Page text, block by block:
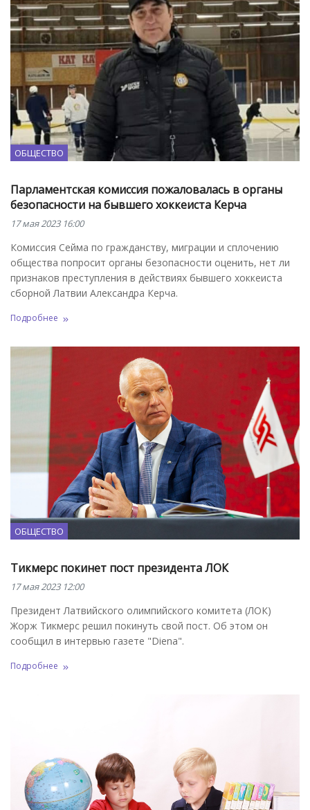
ОБЩЕСТВО
Парламентская комиссия пожаловалась в органы
безопасности на бывшего хоккеиста Керча
17 мая 2023 16:00
Комиссия Сейма по гражданству, миграции и сплочению
общества попросит органы безопасности оценить, нет ли
признаков преступления в действиях бывшего хоккеиста
сборной Латвии Александра Керча.
Подробнее
ОБЩЕСТВО
Тикмерс покинет пост президента ЛОК
17 мая 2023 12:00
Президент Латвийского олимпийского комитета (ЛОК)
Жорж Тикмерс решил покинуть свой пост. Об этом он
сообщил в интервью газете "Diena".
Подробнее